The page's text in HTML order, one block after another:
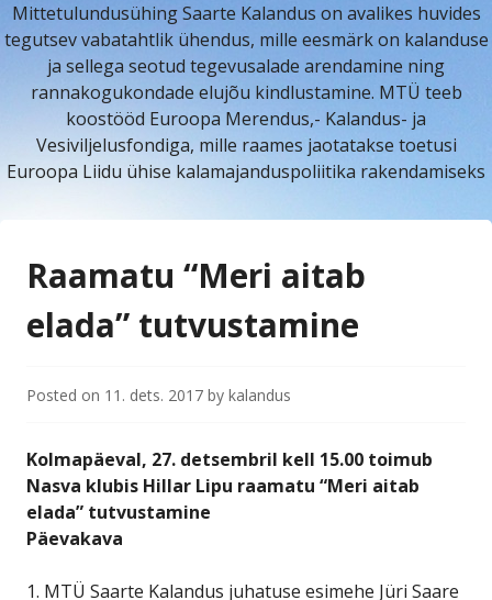
Mittetulundusühing Saarte Kalandus on avalikes huvides
tegutsev vabatahtlik ühendus, mille eesmärk on kalanduse
ja sellega seotud tegevusalade arendamine ning
rannakogukondade elujõu kindlustamine. MTÜ teeb
koostööd Euroopa Merendus,- Kalandus- ja
Vesiviljelusfondiga, mille raames jaotatakse toetusi
Euroopa Liidu ühise kalamajanduspoliitika rakendamiseks
Raamatu “Meri aitab
elada” tutvustamine
Posted on 11. dets. 2017 by kalandus
Kolmapäeval, 27. detsembril kell 15.00 toimub
Nasva klubis Hillar Lipu raamatu “Meri aitab
elada” tutvustamine
Päevakava
1. MTÜ Saarte Kalandus juhatuse esimehe Jüri Saare